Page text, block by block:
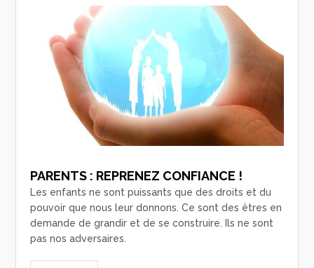
PARENTS : REPRENEZ CONFIANCE !
Les enfants ne sont puissants que des droits et du
pouvoir que nous leur donnons. Ce sont des êtres en
demande de grandir et de se construire. Ils ne sont
pas nos adversaires.